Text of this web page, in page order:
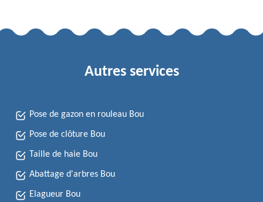
Autres services
Pose de gazon en rouleau Bou
Pose de clôture Bou
Taille de haie Bou
Abattage d'arbres Bou
Elagueur Bou